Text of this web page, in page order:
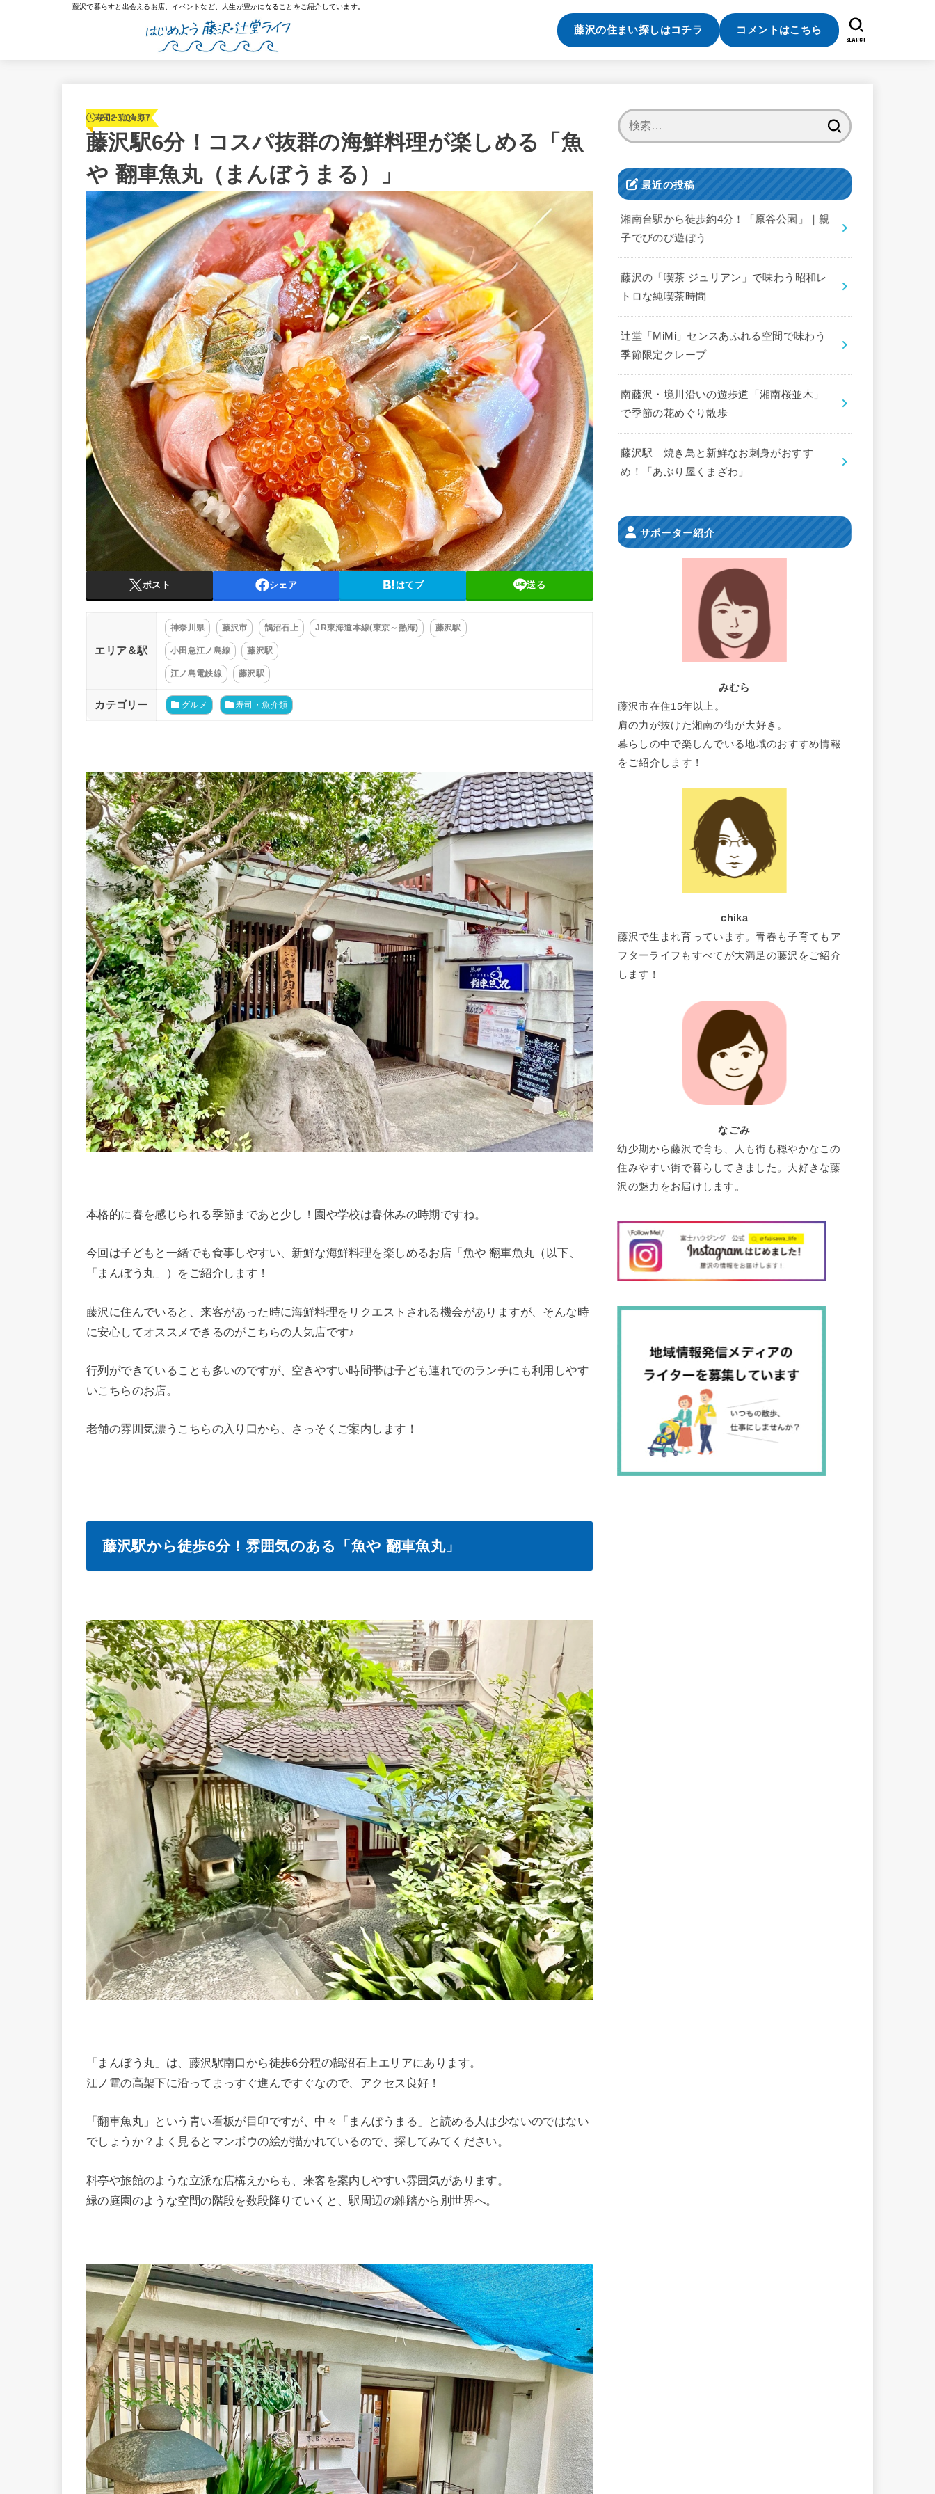
藤沢で暮らすと出会えるお店、イベントなど、人生が豊かになることをご紹介しています。
藤沢の住まい探しはコチラ コメントはこちら
SEARCH
寿司・魚介類
2023.04.07
藤沢駅6分！コスパ抜群の海鮮料理が楽しめる「魚
や 翻車魚丸（まんぼうまる）」
ポスト シェア はてブ 送る
エリア＆駅
神奈川県 藤沢市 鵠沼石上 JR東海道本線(東京～熱海) 藤沢駅
小田急江ノ島線 藤沢駅
江ノ島電鉄線 藤沢駅
カテゴリー グルメ 寿司・魚介類
本格的に春を感じられる季節まであと少し！園や学校は春休みの時期ですね。
今回は子どもと一緒でも食事しやすい、新鮮な海鮮料理を楽しめるお店「魚や 翻車魚丸（以下、
「まんぼう丸」）をご紹介します！
藤沢に住んでいると、来客があった時に海鮮料理をリクエストされる機会がありますが、そんな時
に安心してオススメできるのがこちらの人気店です♪
行列ができていることも多いのですが、空きやすい時間帯は子ども連れでのランチにも利用しやす
いこちらのお店。
老舗の雰囲気漂うこちらの入り口から、さっそくご案内します！
藤沢駅から徒歩6分！雰囲気のある「魚や 翻車魚丸」
「まんぼう丸」は、藤沢駅南口から徒歩6分程の鵠沼石上エリアにあります。
江ノ電の高架下に沿ってまっすぐ進んですぐなので、アクセス良好！
「翻車魚丸」という青い看板が目印ですが、中々「まんぼうまる」と読める人は少ないのではない
でしょうか？よく見るとマンボウの絵が描かれているので、探してみてください。
料亭や旅館のような立派な店構えからも、来客を案内しやすい雰囲気があります。
緑の庭園のような空間の階段を数段降りていくと、駅周辺の雑踏から別世界へ。
最近の投稿
湘南台駅から徒歩約4分！「原谷公園」｜親
子でびのび遊ぼう
藤沢の「喫茶 ジュリアン」で味わう昭和レ
トロな純喫茶時間
辻堂「MiMi」センスあふれる空間で味わう
季節限定クレープ
南藤沢・境川沿いの遊歩道「湘南桜並木」
で季節の花めぐり散歩
藤沢駅 焼き鳥と新鮮なお刺身がおすす
め！「あぶり屋くまざわ」
サポーター紹介
みむら
藤沢市在住15年以上。
肩の力が抜けた湘南の街が大好き。
暮らしの中で楽しんでいる地域のおすすめ情報
をご紹介します！
chika
藤沢で生まれ育っています。青春も子育てもア
フターライフもすべてが大満足の藤沢をご紹介
します！
なごみ
幼少期から藤沢で育ち、人も街も穏やかなこの
住みやすい街で暮らしてきました。大好きな藤
沢の魅力をお届けします。